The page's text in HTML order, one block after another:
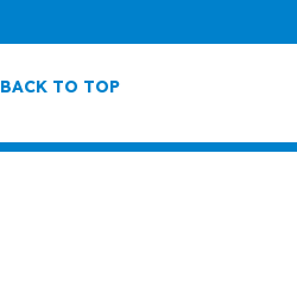
BACK TO TOP